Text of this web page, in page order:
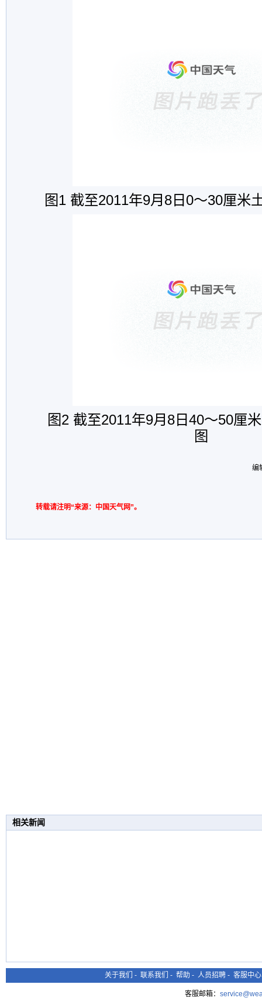
图1 截至2011年9月 8日 0～30厘米
图2 截至2011年9月 8 日40～50厘
图
编
转载请注明“来源：中国天气网”。
相关新闻
关于我们 - 联系我们 - 帮助 - 人员招聘 - 客服中心
客服邮箱：